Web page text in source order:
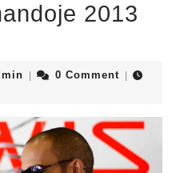
2013
auto_admin
0 Comment